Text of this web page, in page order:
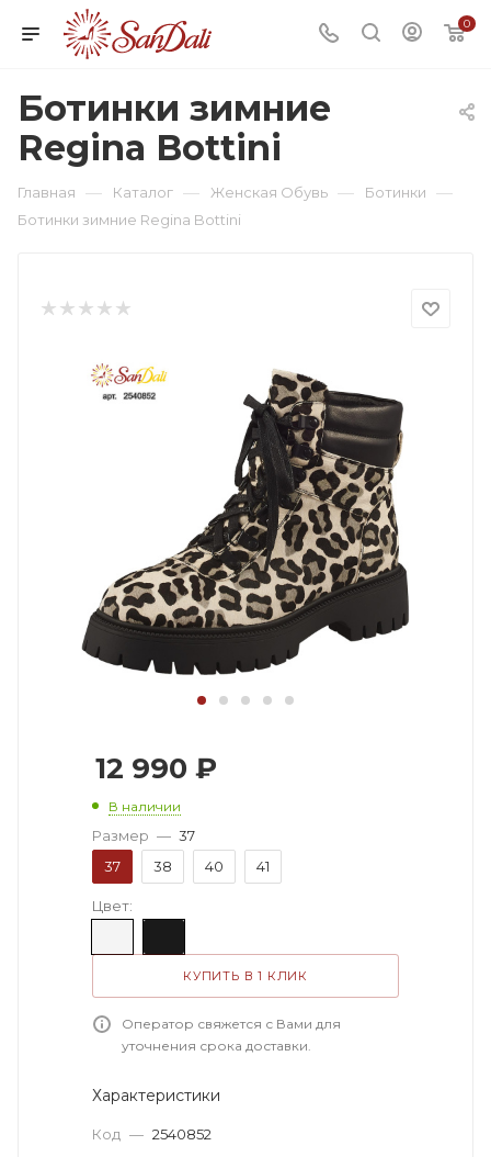
0
Ботинки зимние
Regina Bottini
Главная — Каталог — Женская Обувь — Ботинки —
Ботинки зимние Regina Bottini
12 990 ₽
В наличии
Размер — 37
37
38 40 41
Цвет:
КУПИТЬ В 1 КЛИК
Оператор свяжется с Вами для
уточнения срока доставки.
Характеристики
Код — 2540852